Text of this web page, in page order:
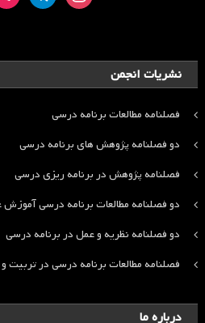
نشریات انجمن
فصلنامه مطالعات برنامه درسی
دو فصلنامه پژوهش های برنامه درسی
فصلنامه پژوهش در برنامه ریزی درسی
دو فصلنامه مطالعات برنامه درسی آموزش
دو فصلنامه نظریه و عمل در برنامه درسی
فصلنامه مطالعات برنامه درسی در تربیت
درباره ما